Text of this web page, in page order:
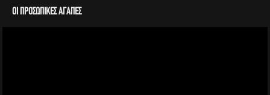
Οι προσωπικές αγάπες